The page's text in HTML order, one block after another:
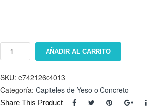
Capitel
cantidad
AÑADIR AL CARRITO
SKU: e742126c4013
Categoría: Capiteles de Yeso o Concreto
Share This Product